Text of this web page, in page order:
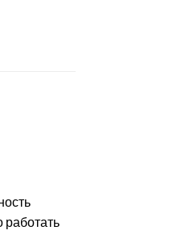
работать